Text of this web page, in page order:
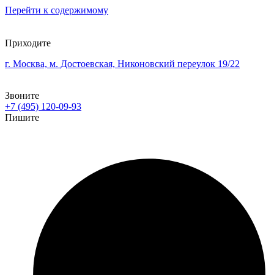
Перейти к содержимому
Приходите
г. Москва, м. Достоевская, Никоновский переулок 19/22
Звоните
+7 (495) 120-09-93
Пишите